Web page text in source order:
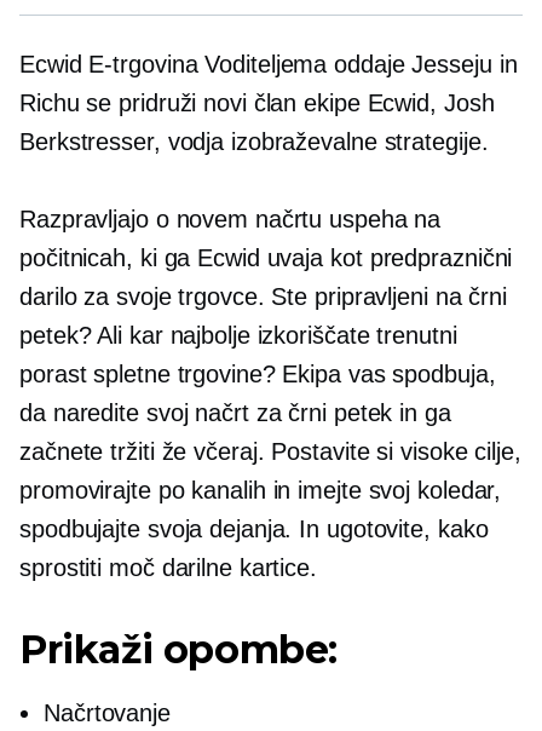
Ecwid E-trgovinaVoditeljema oddaje Jesseju in
Richu se pridruži novi član ekipe Ecwid, Josh
Berkstresser, vodja izobraževalne strategije.
Razpravljajo o novem načrtu uspeha na
počitnicah, ki ga Ecwid uvaja kot predpraznični
darilo za svoje trgovce. Ste pripravljeni na črni
petek? Ali kar najbolje izkoriščate trenutni
porast spletne trgovine? Ekipa vas spodbuja,
da naredite svoj načrt za črni petek in ga
začnete tržiti že včeraj. Postavite si visoke cilje,
promovirajte po kanalih in imejte svoj koledar,
spodbujajte svoja dejanja. In ugotovite, kako
sprostiti moč darilne kartice.
Prikaži opombe:
Načrtovanje